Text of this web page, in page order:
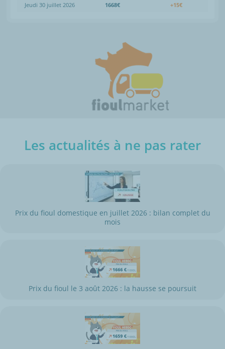
Jeudi 30 juillet 2026 1668€ +15€
Les actualités à ne pas rater
Prix du fioul domestique en juillet 2026 : bilan complet du
mois
Prix du fioul le 3 août 2026 : la hausse se poursuit